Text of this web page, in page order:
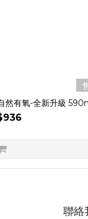
然有氧-全新升級
聯絡